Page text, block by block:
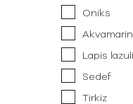
Oniks
Akvamarin
Lapis lazuli
Sedef
Tirkiz